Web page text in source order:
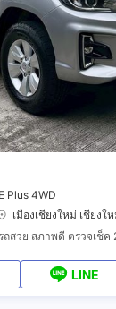
Plus 4WD
เมืองเชียงใหม่ เชียงใ
สวย สภาพดี ตรวจเช็ค
LINE